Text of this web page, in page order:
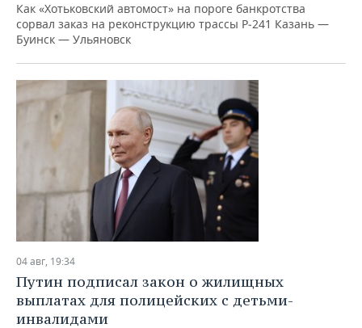
Как «Хотьковский автомост» на пороге банкротства
сорвал заказ на реконструкцию трассы Р‑241 Казань —
Буинск — Ульяновск
04 авг, 19:34
Путин подписал закон о жилищных
выплатах для полицейских с детьми-
инвалидами